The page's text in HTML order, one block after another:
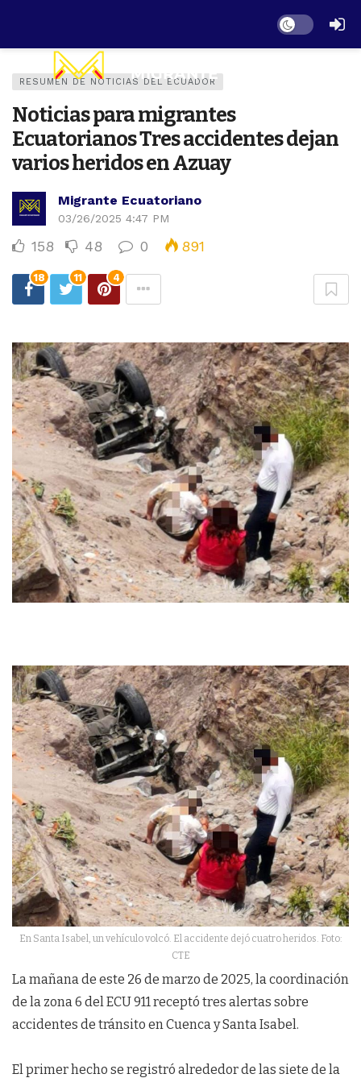
Dark mode
RESUMEN DE NOTICIAS DEL ECUADOR
Noticias para migrantes
Ecuatorianos Tres accidentes dejan
varios heridos en Azuay
Migrante Ecuatoriano
03/26/2025 4:47 PM
158 48 0 891
18 11 4
En Santa Isabel, un vehículo volcó. El accidente dejó cuatro heridos. Foto:
CTE
La mañana de este 26 de marzo de 2025, la coordinación
de la zona 6 del ECU 911 receptó tres alertas sobre
accidentes de tránsito en Cuenca y Santa Isabel.
El primer hecho se registró alrededor de las siete de la